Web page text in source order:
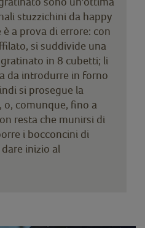
stuzzichini da happy
a prova di errore: con
si suddivide una
in 8 cubetti; li
da introdurre in forno
si prosegue la
comunque, fino a
resta che munirsi di
i bocconcini di
inizio al